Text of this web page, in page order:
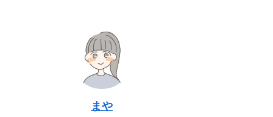
まや